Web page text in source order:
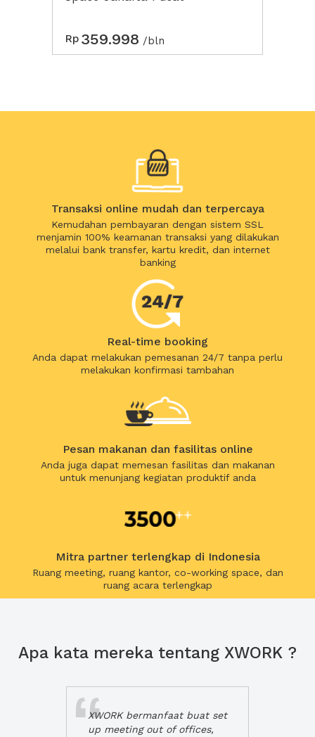
Rp 359.998 /bln
Transaksi online mudah dan terpercaya
Kemudahan pembayaran dengan sistem SSL
menjamin 100% keamanan transaksi yang dilakukan
melalui bank transfer, kartu kredit, dan internet
banking
Real-time booking
Anda dapat melakukan pemesanan 24/7 tanpa perlu
melakukan konfirmasi tambahan
Pesan makanan dan fasilitas online
Anda juga dapat memesan fasilitas dan makanan
untuk menunjang kegiatan produktif anda
Mitra partner terlengkap di Indonesia
Ruang meeting, ruang kantor, co-working space, dan
ruang acara terlengkap
Apa kata mereka tentang XWORK ?
XWORK bermanfaat buat set
up meeting out of offices,